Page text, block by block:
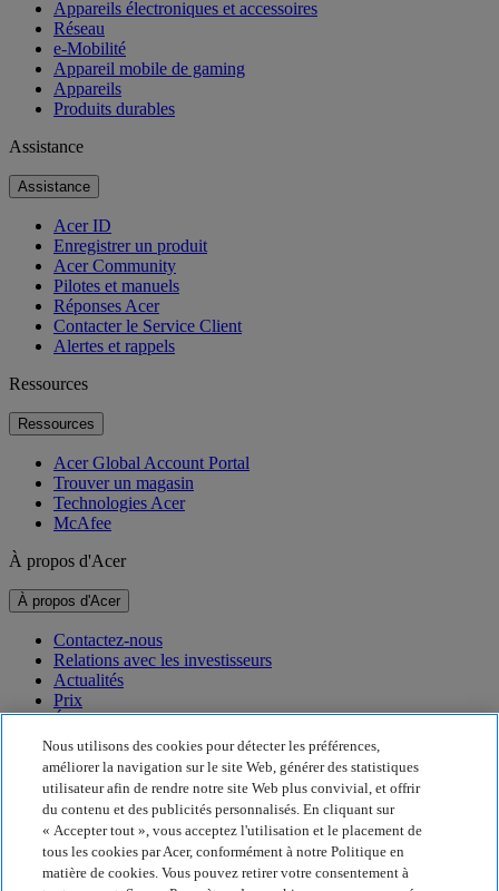
Appareils électroniques et accessoires
Réseau
e-Mobilité
Appareil mobile de gaming
Appareils
Produits durables
Assistance
Assistance
Acer ID
Enregistrer un produit
Acer Community
Pilotes et manuels
Réponses Acer
Contacter le Service Client
Alertes et rappels
Ressources
Ressources
Acer Global Account Portal
Trouver un magasin
Technologies Acer
McAfee
À propos d'Acer
À propos d'Acer
Contactez-nous
Relations avec les investisseurs
Actualités
Prix
Événements
Développement durable
Développement durable
Responsabilité sociale de l'entreprise
Empreinte carbone du produit
Project Humanity
Nous utilisons des cookies pour détecter les préférences,
améliorer la navigation sur le site Web, générer des statistiques
utilisateur afin de rendre notre site Web plus convivial, et offrir
du contenu et des publicités personnalisés. En cliquant sur
« Accepter tout », vous acceptez l'utilisation et le placement de
tous les cookies par Acer, conformément à notre Politique en
matière de cookies. Vous pouvez retirer votre consentement à